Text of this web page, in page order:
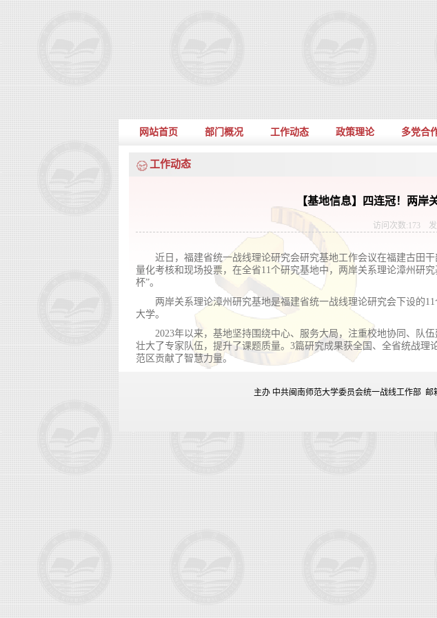
网站首页 部门概况 工作动态 政策理论 多党合
工作动态
【基地信息】四连冠！两岸
访问次数:173 发
近日，福建省统一战线理论研究会研究基地工作会议在福建古田
量化考核和现场投票，在全省11个研究基地中，两岸关系理论漳州研
杯”。
两岸关系理论漳州研究基地是福建省统一战线理论研究会下设的
大学。
2023年以来，基地坚持围绕中心、服务大局，注重校地协同、队
壮大了专家队伍，提升了课题质量。3篇研究成果获全国、全省统战
范区贡献了智慧力量。
主办 中共闽南师范大学委员会统一战线工作部 邮